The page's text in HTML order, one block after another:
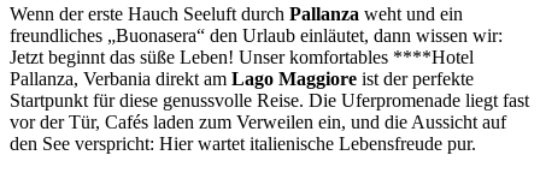
Wenn der erste Hauch Seeluft durch Pallanza weht und ein
freundliches „Buonasera“ den Urlaub einläutet, dann wissen wir:
Jetzt beginnt das süße Leben! Unser komfortables ****Hotel
Pallanza, Verbania direkt am Lago Maggiore ist der perfekte
Startpunkt für diese genussvolle Reise. Die Uferpromenade liegt fast
vor der Tür, Cafés laden zum Verweilen ein, und die Aussicht auf
den See verspricht: Hier wartet italienische Lebensfreude pur.